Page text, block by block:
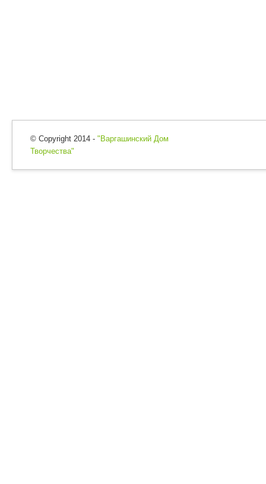
© Copyright 2014 - "Варгашинский Дом
Творчества"